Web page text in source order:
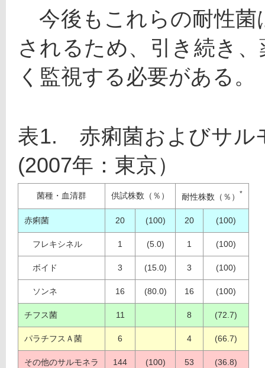
今後もこれらの耐性菌
されるため、引き続き
く監視する必要がある。
表1.　赤痢菌およびサ
(2007年：東京）
菌種・血清群 供試株数（％） 耐性株数（％） *
赤痢菌 20 (100) 20 (100)
フレキシネル 1 (5.0) 1 (100)
ボイド 3 (15.0) 3 (100)
ソンネ 16 (80.0) 16 (100)
チフス菌 11 8 (72.7)
パラチフスＡ菌 6 4 (66.7)
その他のサルモネラ 144 (100) 53 (36.8)